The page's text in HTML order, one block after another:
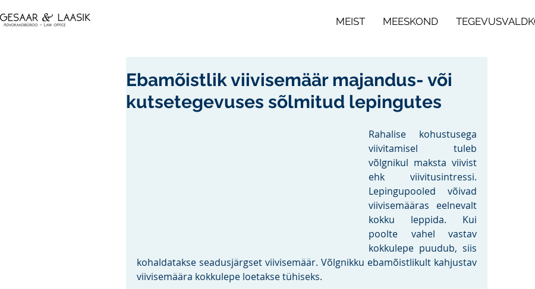
MEIST MEESKOND
Ebamõistlik viivisemäär majandus- või
kutsetegevuses sõlmitud lepingutes
Rahalise kohustusega
viivitamisel tuleb
võlgnikul maksta viivist
ehk viivitusintressi.
Lepingupooled võivad
viivisemääras eelnevalt
kokku leppida. Kui
poolte vahel vastav
kokkulepe puudub, siis
kohaldatakse seadusjärgset viivisemäär. Võlgnikku ebamõistlikult kahjustav
viivisemäära kokkulepe loetakse tühiseks.